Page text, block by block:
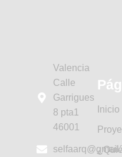
Valencia
Calle
Garrigues
8 pta1
46001
Inicio